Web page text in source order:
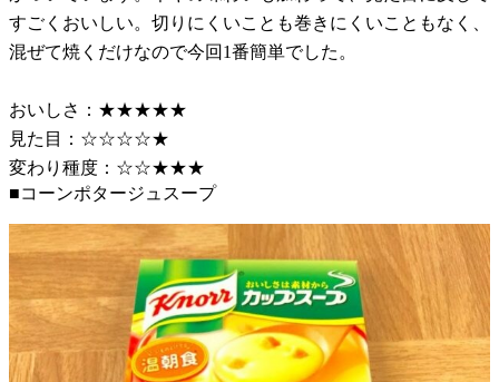
すごくおいしい。切りにくいことも巻きにくいこともなく、
混ぜて焼くだけなので今回1番簡単でした。
おいしさ：★★★★★
見た目：☆☆☆☆★
変わり種度：☆☆★★★
■コーンポタージュスープ